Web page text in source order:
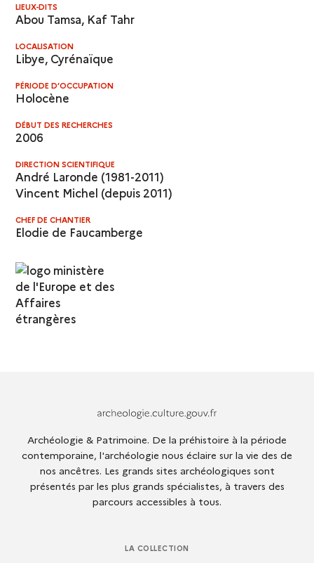
LIEUX-DITS
Abou Tamsa, Kaf Tahr
LOCALISATION
Libye, Cyrénaïque
PÉRIODE D’OCCUPATION
Holocène
DÉBUT DES RECHERCHES
2006
DIRECTION SCIENTIFIQUE
André Laronde (1981-2011)
Vincent Michel (depuis 2011)
CHEF DE CHANTIER
Elodie de Faucamberge
Archéologie & Patrimoine. De la préhistoire à la période
contemporaine, l'archéologie nous éclaire sur la vie des de
nos ancêtres. Les grands sites archéologiques sont
présentés par les plus grands spécialistes, à travers des
parcours accessibles à tous.
LA COLLECTION